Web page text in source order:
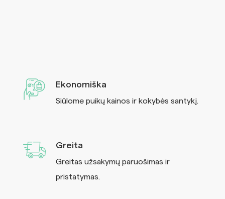
Ekonomiška
Siūlome puikų kainos ir kokybės santykį.
Greita
Greitas užsakymų paruošimas ir
pristatymas.